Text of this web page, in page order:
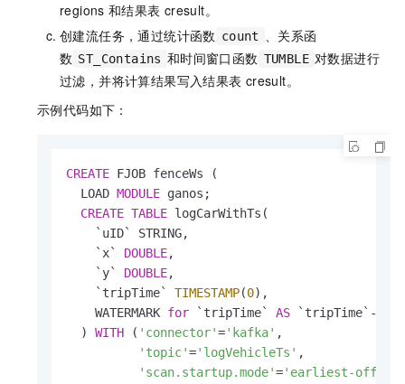
regions 和结果表 cresult。
创建流任务，通过统计函数 count 、关系函
数 ST_Contains 和时间窗口函数 TUMBLE 对数据进行
过滤，并将计算结果写入结果表 cresult。
示例代码如下：
CREATE FJOB fenceWs (
  LOAD
MODULE ganos;
CREATE TABLE logCarWithTs(
    `uID` STRING,
    `x`
DOUBLE,
    `y`
DOUBLE,
    `tripTime`
TIMESTAMP(0),
    WATERMARK
for `tripTime` AS `tripTime` -
  )
WITH ( 'connector'='kafka' ,
'topic'='logVehicleTs' ,
'scan.startup.mode'='earliest-offset'